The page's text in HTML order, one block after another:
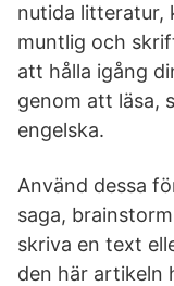
nutida litteratur,
muntlig och
att hålla igång
genom att läsa,
engelska.
Använd dessa
saga,
skriva en text
den här artikeln